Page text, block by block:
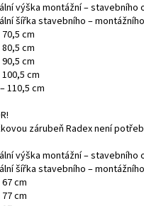
výška montážní – stavebního
šířka stavebního –
70,5 cm
80,5 cm
90,5 cm
100,5 cm
110,5 cm
zárubeň Radex není
výška montážní – stavebního
šířka stavebního –
67 cm
77 cm